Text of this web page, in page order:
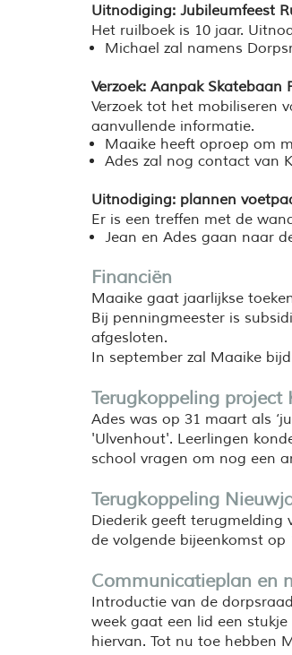
Uitnodiging: Jubileumfeest
Het ruilboek is 10 jaar.
Michael zal namens
Verzoek: Aanpak Skatebaan
Verzoek tot het mobiliseren
aanvullende informatie.
Maaike heeft oproep om
Ades zal nog contact van
Uitnodiging: plannen
Er is een treffen met de
Jean en Ades gaan naar
Financiën
Maaike gaat jaarlijkse
Bij penningmeester is
afgesloten.
In september zal Maaike
Terugkoppeling project
Ades was op 31 maart als
'Ulvenhout'. Leerlingen
school vragen om nog een
Terugkoppeling
Diederik geeft terugmelding
de volgende bijeenkomst
Communicatieplan en
Introductie van de
week gaat een lid een
hiervan. Tot nu toe hebben